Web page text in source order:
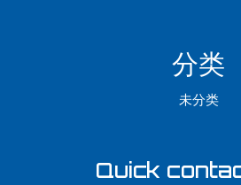
分类
未分类
Quick